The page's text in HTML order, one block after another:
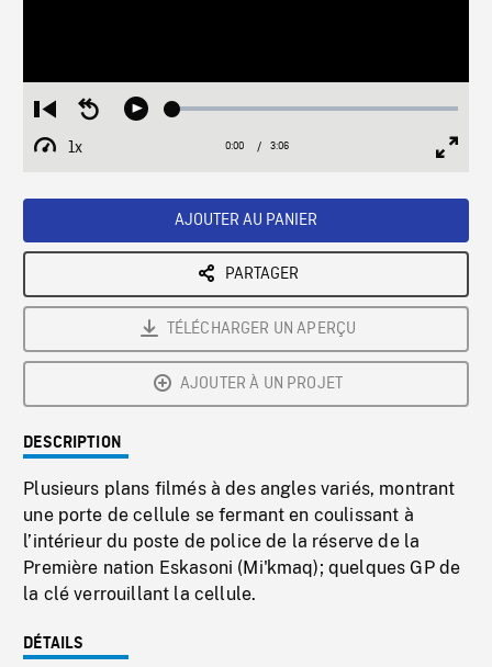
Restart
from
beginning
Seek
Play Loaded:
1x
Playback
Current
0:00 / Duration
3:06
AJOUTER AU PANIER
PARTAGER
TÉLÉCHARGER UN APERÇU
AJOUTER À UN PROJET
DESCRIPTION
Plusieurs plans filmés à des angles variés, montrant
une porte de cellule se fermant en coulissant à
l’intérieur du poste de police de la réserve de la
Première nation Eskasoni (Mi'kmaq); quelques GP de
la clé verrouillant la cellule.
DÉTAILS